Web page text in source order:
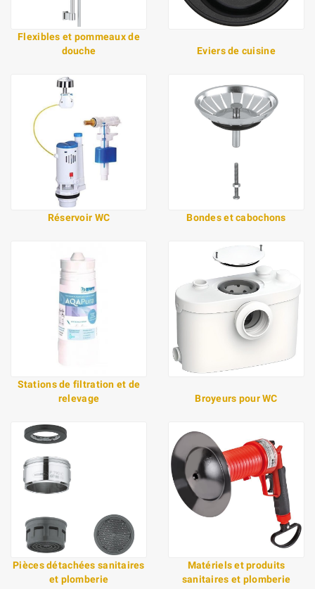
Flexibles et pommeaux de
douche
Eviers de cuisine
Réservoir WC Bondes et cabochons
Stations de filtration et de
relevage
Broyeurs pour WC
Pièces détachées sanitaires
et plomberie
Matériels et produits
sanitaires et plomberie